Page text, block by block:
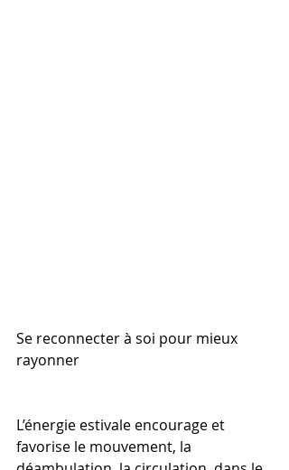
Se reconnecter à soi pour mieux
rayonner
L’énergie estivale encourage et
favorise le mouvement, la